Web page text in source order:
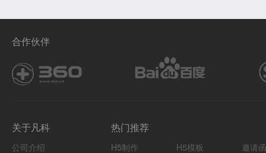
合作伙伴
关于凡科
公司介绍
热门推荐
H5制作 H5模板
邀请